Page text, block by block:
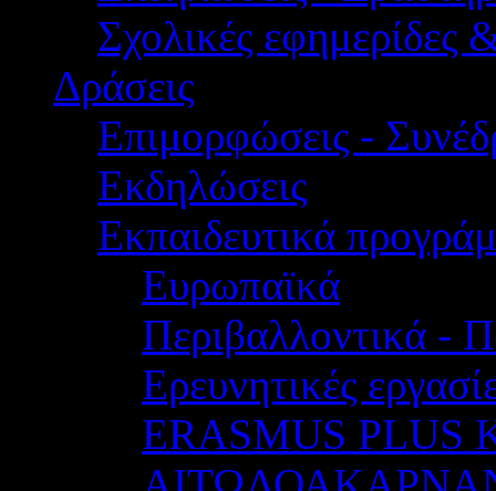
Σχολικές εφημερίδες
Δράσεις
Επιμορφώσεις -
Εκδηλώσεις
Εκπαιδευτικά
Ευρωπαϊκά
Περιβαλλοντικά -
Ερευνητικές
ERASMUS PLUS